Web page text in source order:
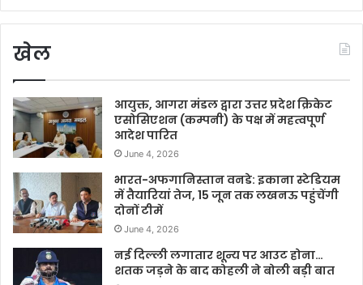
खेल
आयुक्त, आगरा मंडल द्वारा उत्तर प्रदेश क्रिकेट
एसोसिएशन (कम्पनी) के पक्ष में महत्वपूर्ण
आदेश पारित
June 4, 2026
भारत-अफगानिस्तान वनडे: इकाना स्टेडियम
में तैयारियां तेज, 15 जून तक लखनऊ पहुंचेंगी
दोनों टीमें
June 4, 2026
नई दिल्ली लगातार शून्य पर आउट होना…
शतक जड़ने के बाद कोहली ने बोली बड़ी बात